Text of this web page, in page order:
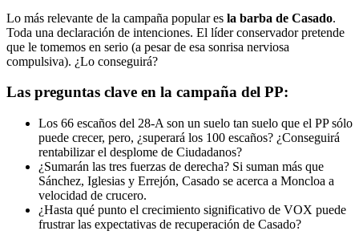
Lo más relevante de la campaña popular es la barba de Casado.
Toda una declaración de intenciones. El líder conservador pretende
que le tomemos en serio (a pesar de esa sonrisa nerviosa
compulsiva). ¿Lo conseguirá?
Las preguntas clave en la campaña del PP:
Los 66 escaños del 28-A son un suelo tan suelo que el PP sólo
puede crecer, pero, ¿superará los 100 escaños? ¿Conseguirá
rentabilizar el desplome de Ciudadanos?
¿Sumarán las tres fuerzas de derecha? Si suman más que
Sánchez, Iglesias y Errejón, Casado se acerca a Moncloa a
velocidad de crucero.
¿Hasta qué punto el crecimiento significativo de VOX puede
frustrar las expectativas de recuperación de Casado?